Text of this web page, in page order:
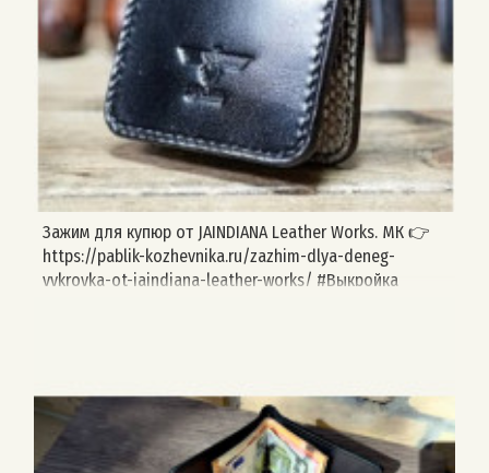
Зажим для купюр от JAINDIANA Leather Works. МК 👉
https://pablik-kozhevnika.ru/zazhim-dlya-deneg-
vykroyka-ot-jaindiana-leather-works/ #Выкройка